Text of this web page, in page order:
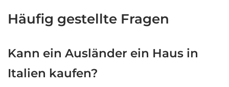
Häufig gestellte Fragen
Kann ein Ausländer ein Haus in
Italien kaufen?